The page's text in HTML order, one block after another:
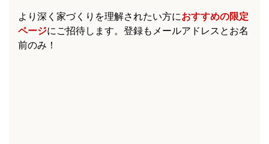
より深く家づくりを理解されたい方におすすめの限定
ページにご招待します。登録もメールアドレスとお名
前のみ！